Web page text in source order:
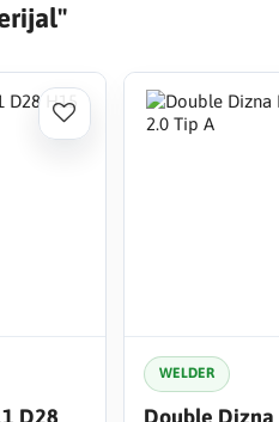
D28
WELDER
Double Dizna